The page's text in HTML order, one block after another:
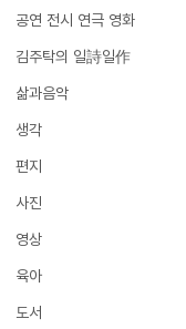
공연 전시 연극 영화
김주탁의 일詩일作
삶과음악
생각
편지
사진
영상
육아
도서